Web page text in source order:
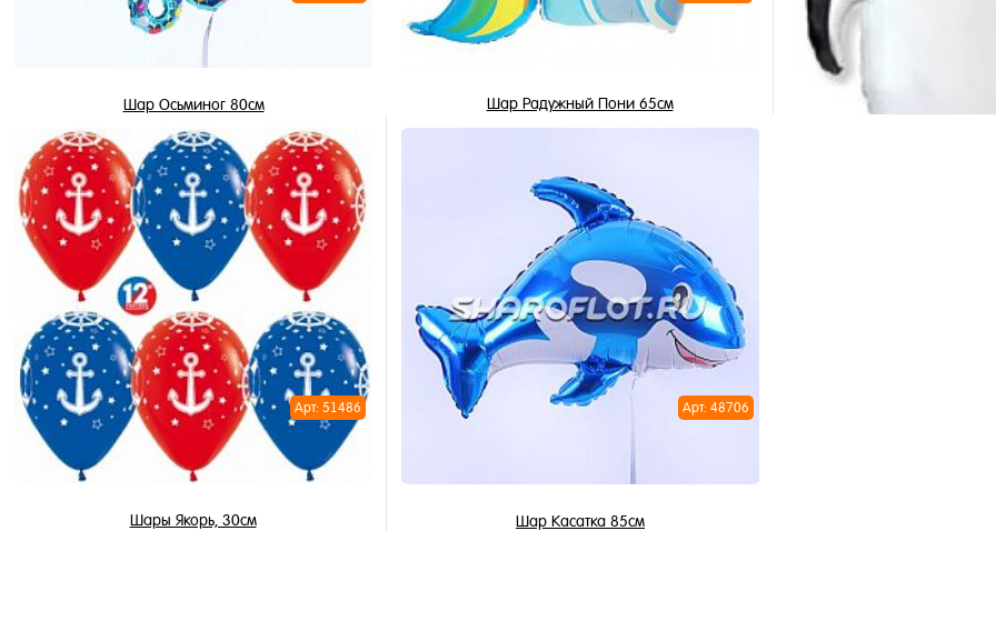
Шар Осьминог 80см
795 ₽/ шт
В корзину
Купить в 1 клик
В избранное
В наличии
Шар Радужный Пони 65см
795 ₽
В корзину
Купить в 1 клик
В избранное
В наличии
Арт: 51486
Шары Якорь, 30см
Арт: 48706
Шар Касатка 85см